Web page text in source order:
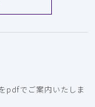
pdfでご案内いたしま